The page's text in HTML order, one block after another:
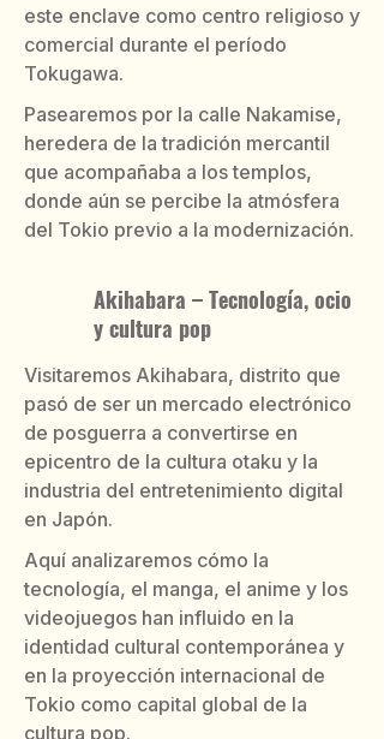
este enclave como centro religioso y
comercial durante el período
Tokugawa.
Pasearemos por la calle Nakamise,
heredera de la tradición mercantil
que acompañaba a los templos,
donde aún se percibe la atmósfera
del Tokio previo a la modernización.
Akihabara – Tecnología, ocio
y cultura pop
Visitaremos Akihabara, distrito que
pasó de ser un mercado electrónico
de posguerra a convertirse en
epicentro de la cultura otaku y la
industria del entretenimiento digital
en Japón.
Aquí analizaremos cómo la
tecnología, el manga, el anime y los
videojuegos han influido en la
identidad cultural contemporánea y
en la proyección internacional de
Tokio como capital global de la
cultura pop.